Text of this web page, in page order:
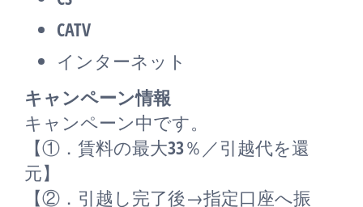
CATV
インターネット
キャンペーン情報
キャンペーン中です。
【①．賃料の最大33％／引越代を還
元】
【②．引越し完了後→指定口座へ振